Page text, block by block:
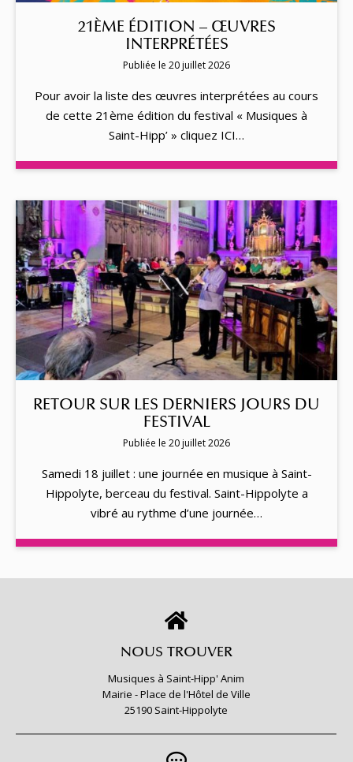
21ÈME ÉDITION – ŒUVRES
INTERPRÉTÉES
Publiée le 20 juillet 2026
Pour avoir la liste des œuvres interprétées au cours
de cette 21ème édition du festival « Musiques à
Saint-Hipp’ » cliquez ICI…
RETOUR SUR LES DERNIERS JOURS DU
FESTIVAL
Publiée le 20 juillet 2026
Samedi 18 juillet : une journée en musique à Saint-
Hippolyte, berceau du festival. Saint-Hippolyte a
vibré au rythme d’une journée…
NOUS TROUVER
Musiques à Saint-Hipp' Anim
Mairie - Place de l'Hôtel de Ville
25190 Saint-Hippolyte